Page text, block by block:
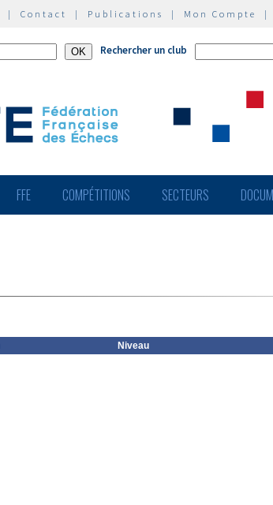
| Contact | Publications | Mon Compte |
Rechercher un club
FFE COMPÉTITIONS SECTEURS
Niveau